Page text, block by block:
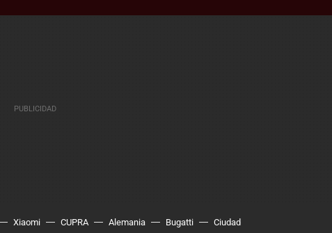
Xiaomi CUPRA Alemania Bugatti Ciudad